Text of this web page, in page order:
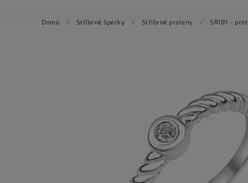
Domů / Stříbrné šperky / Stříbrné prsteny / SR181 -